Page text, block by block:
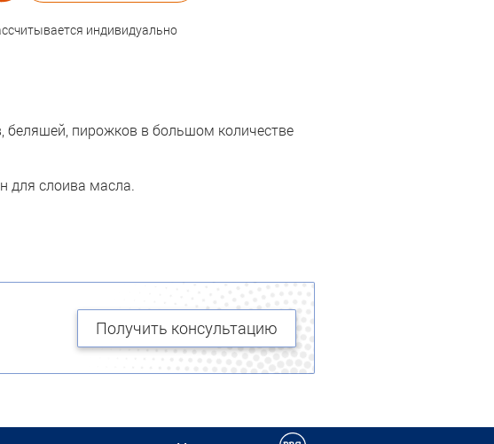
индивидуально
беляшей, пирожков в большом количестве
для слоива масла.
Получить консультацию